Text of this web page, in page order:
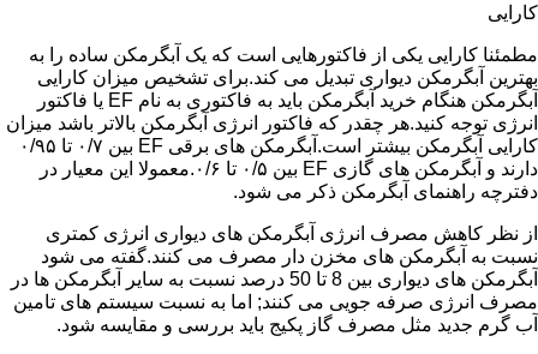
کارایی
مطمئنا کارایی یکی از فاکتورهایی است که یک آبگرمکن ساده را به
بهترین آبگرمکن دیواری تبدیل می کند.برای تشخیص میزان کارایی
آبگرمکن هنگام خرید آبگرمکن باید به فاکتوری به نام EF یا فاکتور
انرژی توجه کنید.هر چقدر که فاکتور انرژی آبگرمکن بالاتر باشد میزان
کارایی آبگرمکن بیشتر است.آبگرمکن های برقی EF بین ۰/۷ تا ۰/۹۵
دارند و آبگرمکن های گازی EF بین ۰/۵ تا ۰/۶.معمولا این معیار در
دفترچه راهنمای آبگرمکن ذکر می شود.
از نظر کاهش مصرف انرژی آبگرمکن های دیواری انرژی کمتری
نسبت به آبگرمکن های مخزن دار مصرف می کنند.گفته می شود
آبگرمکن های دیواری بین 8 تا 50 درصد نسبت به سایر آبگرمکن ها در
مصرف انرژی صرفه جویی می کنند; اما به نسبت سیستم های تامین
آب گرم جدید مثل مصرف گاز پکیج باید بررسی و مقایسه شود.